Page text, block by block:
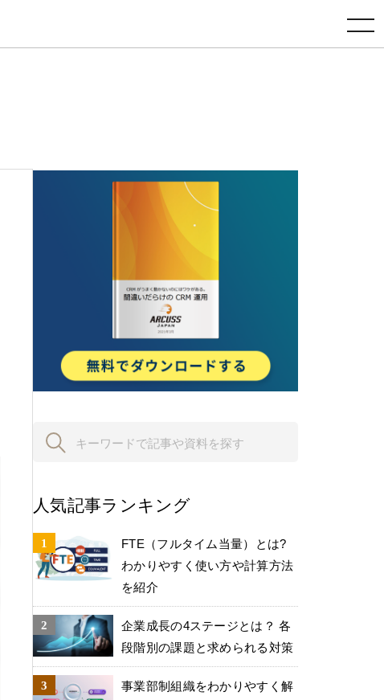
toggle navigation
人気記事ランキング
FTE（フルタイム当量）とは?
わかりやすく使い方や計算方法
を紹介
企業成長の4ステージとは？ 各
段階別の課題と求められる対策
事業部制組織をわかりやすく解